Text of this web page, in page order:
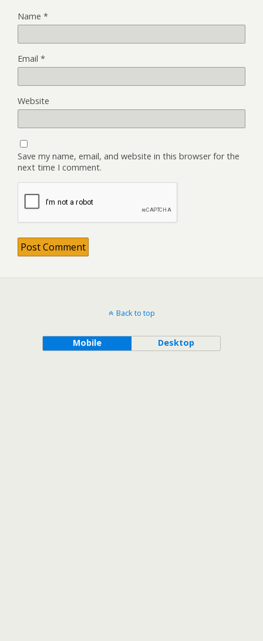
Name *
Email *
Website
Save my name, email, and website in this browser for the
next time I comment.
Back to top
Mobile Desktop